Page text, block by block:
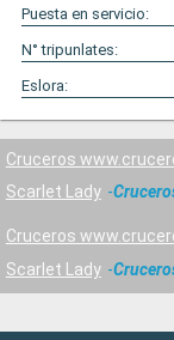
Puesta en servicio:
N° tripunlates:
Eslora:
Cruceros
Scarlet Lady
Cruceros
Scarlet Lady